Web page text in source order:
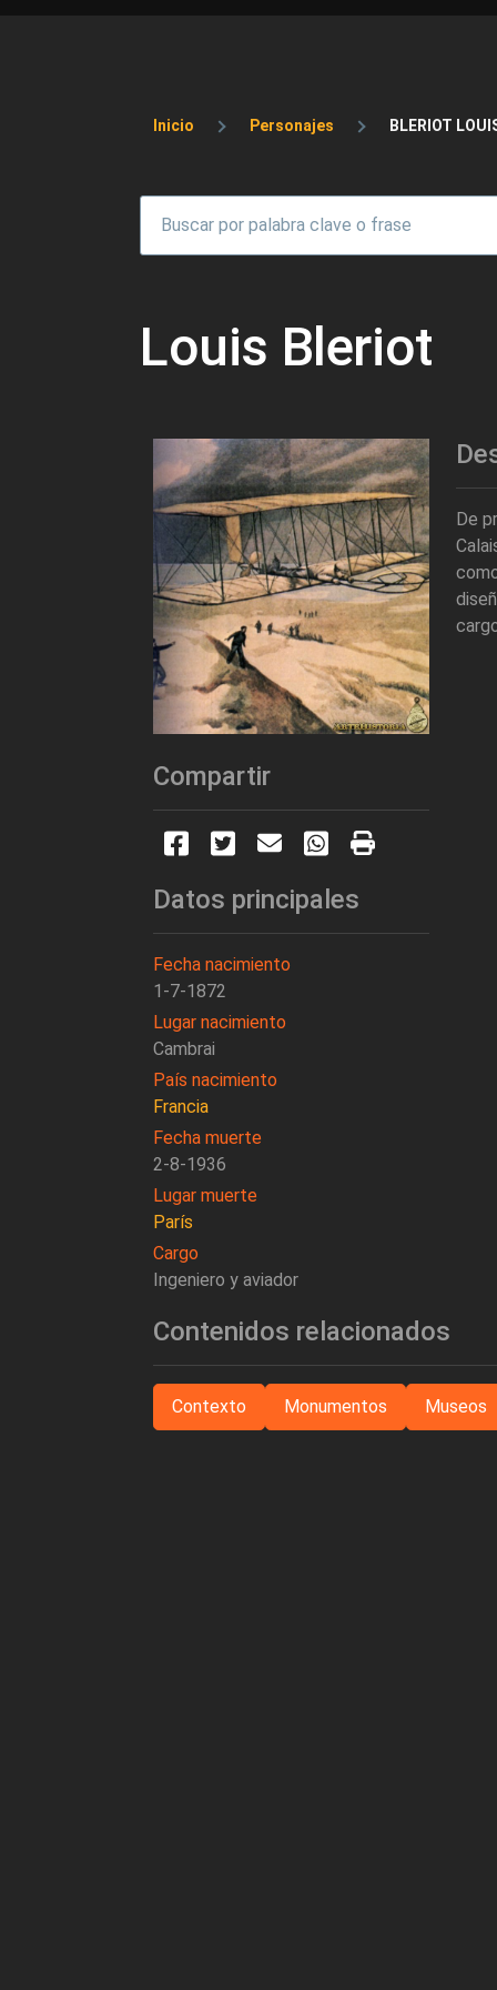
Sobrescribir enlaces
Inicio Personajes BLERIOT
Louis Bleriot
Compartir
Datos principales
Fecha nacimiento
1-7-1872
Lugar nacimiento
Cambrai
País nacimiento
Francia
Fecha muerte
2-8-1936
Lugar muerte
París
Cargo
Ingeniero y aviador
De
Contenidos relacionados
Contexto Monumentos Museos